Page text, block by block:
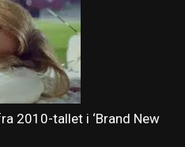
2010-tallet i ‘Brand New